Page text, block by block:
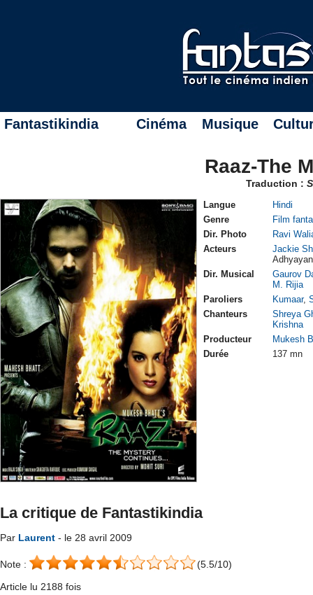
Fantastikindia Cinéma Musique
Raaz-The
Traduction :
Langue
Hindi
Genre
Film
Dir. Photo
Ravi
Acteurs
Jackie
Dir. Musical
Gaurov
M. Rijia
Paroliers
Kumaar,
Chanteurs
Shreya
Krishna
Producteur
Mukesh
Durée
137 mn
La critique de Fantastikindia
Par Laurent - le 28 avril 2009
Note :
(5.5/10)
Article lu 2188 fois